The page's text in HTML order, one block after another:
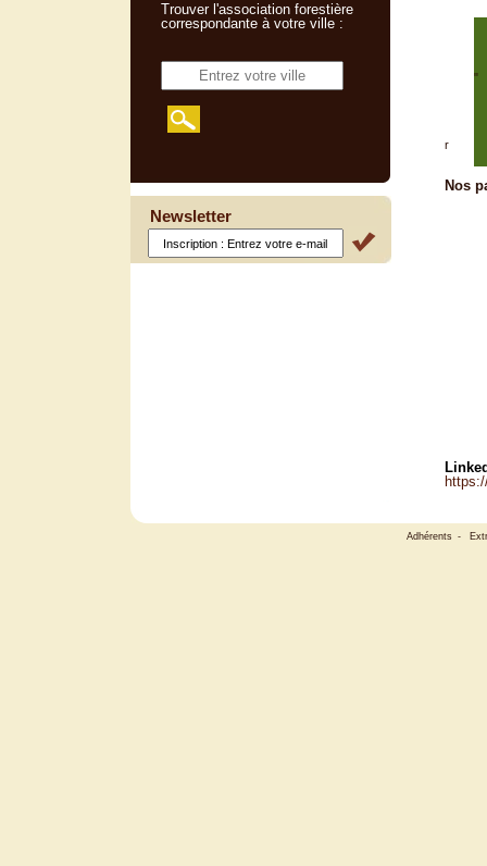
"
r
Nos
Trouver l'association forestière
correspondante à votre ville :
Newsletter
Adhérents -